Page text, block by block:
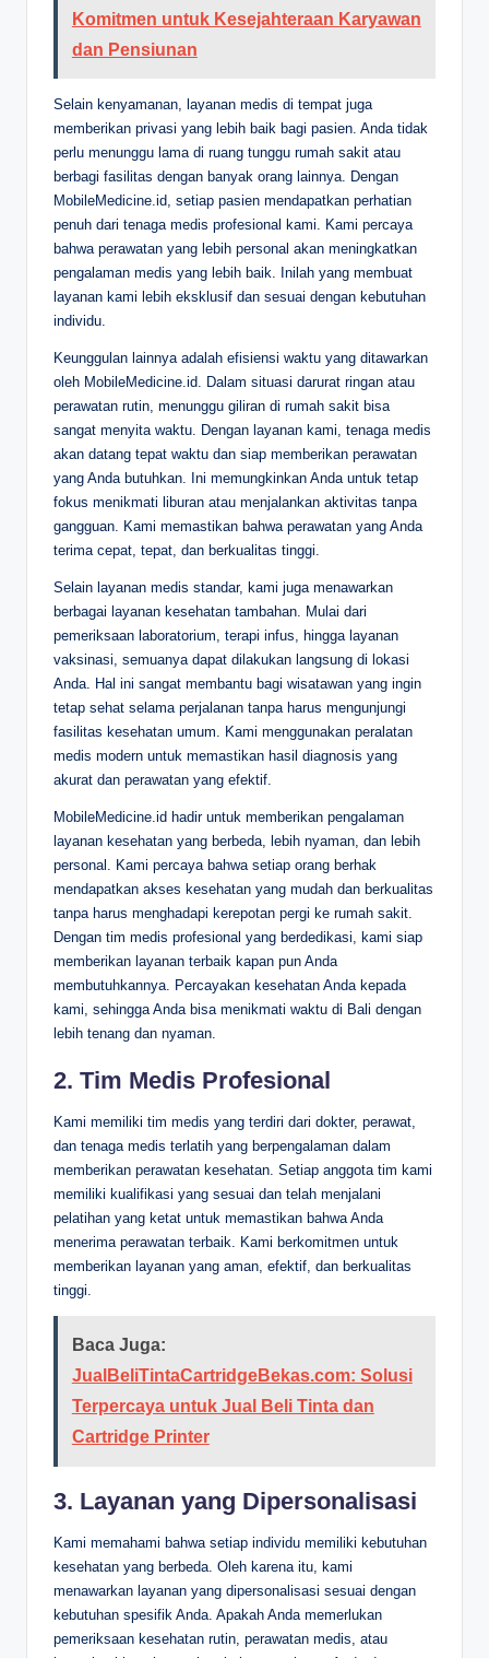
Komitmen untuk Kesejahteraan Karyawan
dan Pensiunan
Selain kenyamanan, layanan medis di tempat juga
memberikan privasi yang lebih baik bagi pasien. Anda tidak
perlu menunggu lama di ruang tunggu rumah sakit atau
berbagi fasilitas dengan banyak orang lainnya. Dengan
MobileMedicine.id, setiap pasien mendapatkan perhatian
penuh dari tenaga medis profesional kami. Kami percaya
bahwa perawatan yang lebih personal akan meningkatkan
pengalaman medis yang lebih baik. Inilah yang membuat
layanan kami lebih eksklusif dan sesuai dengan kebutuhan
individu.
Keunggulan lainnya adalah efisiensi waktu yang ditawarkan
oleh MobileMedicine.id. Dalam situasi darurat ringan atau
perawatan rutin, menunggu giliran di rumah sakit bisa
sangat menyita waktu. Dengan layanan kami, tenaga medis
akan datang tepat waktu dan siap memberikan perawatan
yang Anda butuhkan. Ini memungkinkan Anda untuk tetap
fokus menikmati liburan atau menjalankan aktivitas tanpa
gangguan. Kami memastikan bahwa perawatan yang Anda
terima cepat, tepat, dan berkualitas tinggi.
Selain layanan medis standar, kami juga menawarkan
berbagai layanan kesehatan tambahan. Mulai dari
pemeriksaan laboratorium, terapi infus, hingga layanan
vaksinasi, semuanya dapat dilakukan langsung di lokasi
Anda. Hal ini sangat membantu bagi wisatawan yang ingin
tetap sehat selama perjalanan tanpa harus mengunjungi
fasilitas kesehatan umum. Kami menggunakan peralatan
medis modern untuk memastikan hasil diagnosis yang
akurat dan perawatan yang efektif.
MobileMedicine.id hadir untuk memberikan pengalaman
layanan kesehatan yang berbeda, lebih nyaman, dan lebih
personal. Kami percaya bahwa setiap orang berhak
mendapatkan akses kesehatan yang mudah dan berkualitas
tanpa harus menghadapi kerepotan pergi ke rumah sakit.
Dengan tim medis profesional yang berdedikasi, kami siap
memberikan layanan terbaik kapan pun Anda
membutuhkannya. Percayakan kesehatan Anda kepada
kami, sehingga Anda bisa menikmati waktu di Bali dengan
lebih tenang dan nyaman.
2. Tim Medis Profesional
Kami memiliki tim medis yang terdiri dari dokter, perawat,
dan tenaga medis terlatih yang berpengalaman dalam
memberikan perawatan kesehatan. Setiap anggota tim kami
memiliki kualifikasi yang sesuai dan telah menjalani
pelatihan yang ketat untuk memastikan bahwa Anda
menerima perawatan terbaik. Kami berkomitmen untuk
memberikan layanan yang aman, efektif, dan berkualitas
tinggi.
Baca Juga:
JualBeliTintaCartridgeBekas.com: Solusi
Terpercaya untuk Jual Beli Tinta dan
Cartridge Printer
3. Layanan yang Dipersonalisasi
Kami memahami bahwa setiap individu memiliki kebutuhan
kesehatan yang berbeda. Oleh karena itu, kami
menawarkan layanan yang dipersonalisasi sesuai dengan
kebutuhan spesifik Anda. Apakah Anda memerlukan
pemeriksaan kesehatan rutin, perawatan medis, atau